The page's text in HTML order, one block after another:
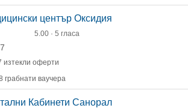
център Оксидия
5.00 · 5 гласа
изтекли оферти
грабнати ваучера
Кабинети Санорал